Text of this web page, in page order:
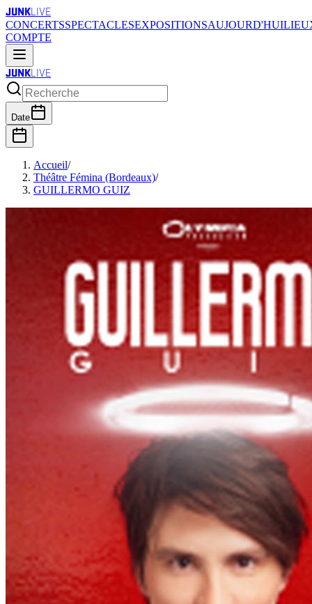
JUNKLIVE
CONCERTSSPECTACLESEXPOSITIONSAUJOURD'HUI
COMPTE
JUNKLIVE
Date
Accueil/
Théâtre Fémina (Bordeaux)/
GUILLERMO GUIZ